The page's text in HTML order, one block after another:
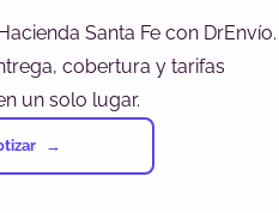
Santa Fe con DrEnvío.
cobertura y tarifas
un solo lugar.